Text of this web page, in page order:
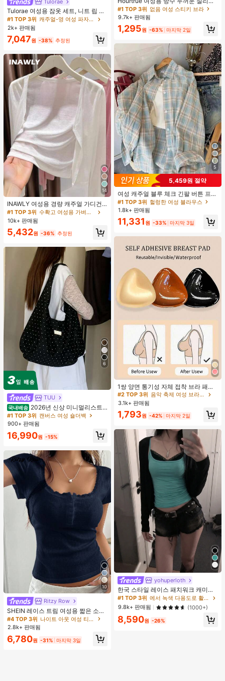
Tulorae 여성용 잠옷 세트, 니트 립 원
단, 하트 프린트 대비 레이스 트림, 로
맨틱 달콤 귀여운 섹시 캐미솔 & 반바
지 베이비돌 잠옷 세트 투피스 나이트
세트 섹시 잠옷 세트 여성용 잠옷 롬퍼
투피스 잠옷 세트 여성용 잠옷 세트 도
트 잠옷 세트 잠옷 반바지 세트 투피스
잠옷 세트 여성용 여름 세트 도트 반바
지 세트 여성용 잠옷 세트 반바지 잠옷
세트 여성용 투피스 여름 라운지 세트
#1 TOP 3위
캐주얼-영 여성 파자마 세트
2k+ 판매됨
7,047원 -38% 추정된
14
INAWLY 여성용 경량 캐주얼 가디건,
여름
#1 TOP 3위
수확고 여성용 가벼운 카디건
10k+ 판매됨
5,432원 -36% 추정된
6
TUU
국내배송 2026년 신상 미니멀리스트
도트 캔버스 토트백, 대용량 캐주얼 다
용도 통근 숄더 핸드백
#1 TOP 3위 캔버스 여성 숄더백
900+ 판매됨
16,990원 -15%
10
Ritzy Row
SHEIN 레이스 트림 여성용 짧은 소매
티셔츠, 슬림핏 여름 새 3버튼 전면 반
소매 탑
#4 TOP 3위
나이트 아웃 여성 티셔츠
2.8k+ 판매됨
6,780원 -31% 마지막 3일
가슴 페탈, 작은 가슴 리프트업 & 푸시
인용, 웨딩 촬영 및 들러리용
#1 TOP 3위 없음 여성 스티키 브라
9.7k+ 판매됨
1,295원 -63% 마지막 2일
5
5,459원 절약
여성 캐주얼 블루 체크 긴팔 버튼 프론
트 폴리에스터 셔츠, 레귤러 핏, 봄 의
류, 편안한 스타일
#1 TOP 3위 헐렁한 여성 블라우스
1.8k+ 판매됨
11,331 원 -33% 마지막 3일
1쌍 양면 통기성 자체 접착 브라 패드,
두꺼워진 삼각형 푸쉬업 디자인, 재사
용 가능, 보이지 않는 비키니 브라 삽
입물, 수영에 적합
#2 TOP 3위
음악 축제 여성 브라 액세서리
거의 매진!
#2 TOP 3위
음악 축제 여성 브라 액세서리
거의 매진!
#2 TOP 3위
음악 축제 여성 브라 액세서리
거의 매진!
#2 TOP 3위
3.1k+ 판매됨
1,793원 -42% 마지막 2일
yohuperloth
한국 스타일 레이스 패치워크 캐미솔
탱크 탑, Y2K 에스테틱, 스트리트웨어
캐주얼 여름
#1 TOP 3위
에서 녹색 다용도로 활용 가능한 데일리 탑
9.8k+ 판매됨
(1000+)
8,590원 -26%